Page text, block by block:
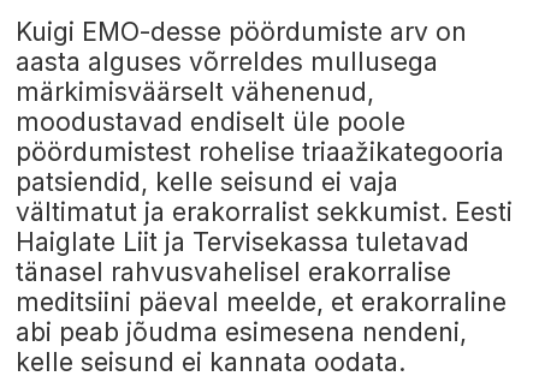
Kuigi EMO-desse pöördumiste arv on
aasta alguses võrreldes mullusega
märkimisväärselt vähenenud,
moodustavad endiselt üle poole
pöördumistest rohelise triaažikategooria
patsiendid, kelle seisund ei vaja
vältimatut ja erakorralist sekkumist. Eesti
Haiglate Liit ja Tervisekassa tuletavad
tänasel rahvusvahelisel erakorralise
meditsiini päeval meelde, et erakorraline
abi peab jõudma esimesena nendeni,
kelle seisund ei kannata oodata.